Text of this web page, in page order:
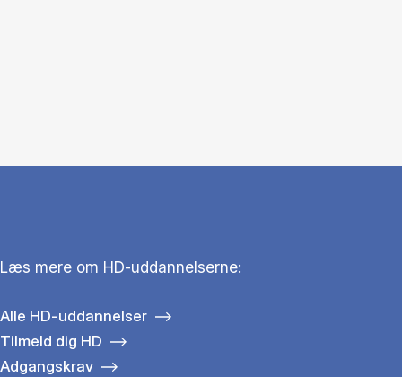
Læs mere om HD-uddannelserne:
Alle HD-uddannelser
Tilmeld dig HD
Adgangskrav